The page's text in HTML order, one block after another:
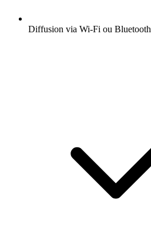
Diffusion via Wi-Fi ou Bluetooth